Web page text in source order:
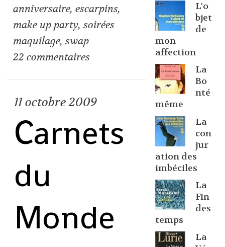
anniversaire,escarpins,
make up party,soirées
maquilage,swap
22 commentaires
11 octobre 2009
Carnets
du
Monde
L'o
bjet
de
mon
affection
La
Bo
nté
même
La
con
jur
ation des
imbéciles
La
Fin
des
temps
La